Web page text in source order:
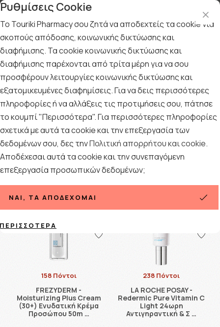
Αρχική / ΓΥΝΑΙΚΑ / Περιποίηση Προσώπου /
Περιποίηση Λαιμού -Ντεκολτέ
Περιποίηση Λαιμού -Ντεκολτέ
42ΠΡΟΪΟΝΤΑ
Ταξινόμηση Προβολή
158 Πόντοι
FREZYDERM -
Moisturizing Plus Cream
(30+) Ενυδατική Κρέμα
Προσώπου 50m …
238 Πόντοι
LA ROCHE POSAY -
Redermic Pure Vitamin C
Light 24ωρη
Αντιγηραντική & Σ …
Ρυθμίσεις Cookie
Το Touriki Pharmacy σου ζητά να αποδεχτείς τα cookie για
σκοπούς απόδοσης, κοινωνικής δικτύωσης και
διαφήμισης. Τα cookie κοινωνικής δικτύωσης και
διαφήμισης παρέχονται από τρίτα μέρη για να σου
προσφέρουν λειτουργίες κοινωνικής δικτύωσης και
εξατομικευμένες διαφημίσεις. Για να δεις περισσότερες
πληροφορίες ή να αλλάξεις τις προτιμήσεις σου, πάτησε
το κουμπί "Περισσότερα". Για περισσότερες πληροφορίες
σχετικά με αυτά τα cookie και την επεξεργασία των
δεδομένων σου, δες τηνΠολιτική απορρήτου και cookie.
Αποδέχεσαι αυτά τα cookie και την συνεπαγόμενη
επεξεργασία προσωπικών δεδομένων;
ΝΑΙ, ΤΑ ΑΠΟΔΈΧΟΜΑΙ
ΠΕΡΙΣΣΌΤΕΡΑ